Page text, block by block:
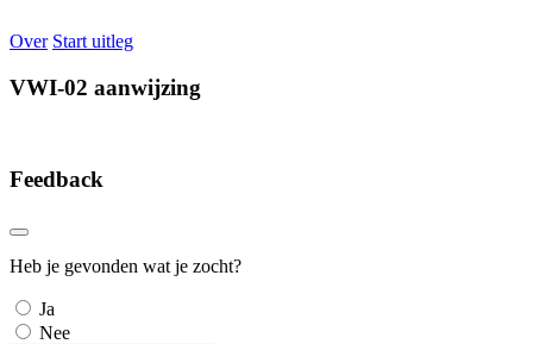
Over Start uitleg
VWI-02 aanwijzing
Feedback
Heb je gevonden wat je zocht?
Ja
Nee